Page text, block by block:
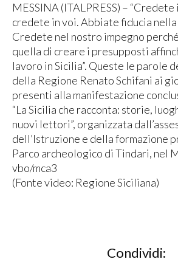
MESSINA (ITALPRESS) –
credete in voi. Abbiate fiducia
Credete nel nostro impegno
quella di creare i presupposti
lavoro in Sicilia”. Queste le parole
della Regione Renato Schifani ai
presenti alla manifestazione
“La Sicilia che racconta: storie,
nuovi lettori”, organizzata
dell’Istruzione e della formazione
Parco archeologico di Tindari, nel
vbo/mca3
(Fonte video: Regione Siciliana)
Condividi: